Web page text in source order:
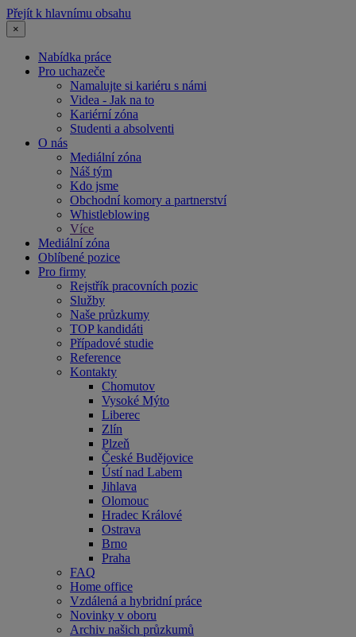
Přejít k hlavnímu obsahu
×
Nabídka práce
Pro uchazeče
Namalujte si kariéru s námi
Videa - Jak na to
Kariérní zóna
Studenti a absolventi
O nás
Mediální zóna
Náš tým
Kdo jsme
Obchodní komory a partnerství
Whistleblowing
Více
Mediální zóna
Oblíbené pozice
Pro firmy
Rejstřík pracovních pozic
Služby
Naše průzkumy
TOP kandidáti
Případové studie
Reference
Kontakty
Chomutov
Vysoké Mýto
Liberec
Zlín
Plzeň
České Budějovice
Ústí nad Labem
Jihlava
Olomouc
Hradec Králové
Ostrava
Brno
Praha
FAQ
Home office
Vzdálená a hybridní práce
Novinky v oboru
Archiv našich průzkumů